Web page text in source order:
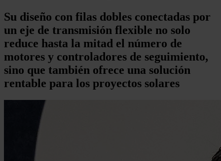
Su diseño con filas dobles conectadas por
un eje de transmisión flexible no solo
reduce hasta la mitad el número de
motores y controladores de seguimiento,
sino que también ofrece una solución
rentable para los proyectos solares